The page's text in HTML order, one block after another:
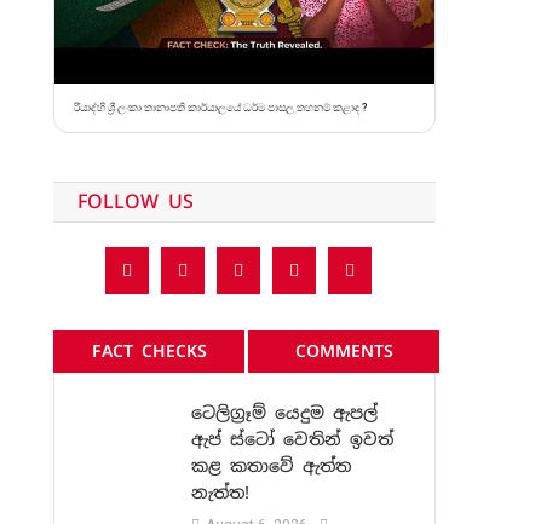
රියාද්හි ශ්‍රී ලංකා තානාපති කාර්යාලයේ ධර්ම පාසල තහනම් කළාද ?
FOLLOW US
FACT CHECKS COMMENTS
ටෙලිග්‍රෑම් යෙදුම ඇපල්
ඇප් ස්ටෝ වෙතින් ඉවත්
කළ කතාවේ ඇත්ත
නැත්ත!